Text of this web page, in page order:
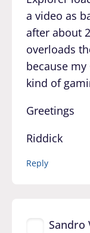
a video as
after about
overloads
because
kind of
Greetings
Riddick
Reply
Sandro